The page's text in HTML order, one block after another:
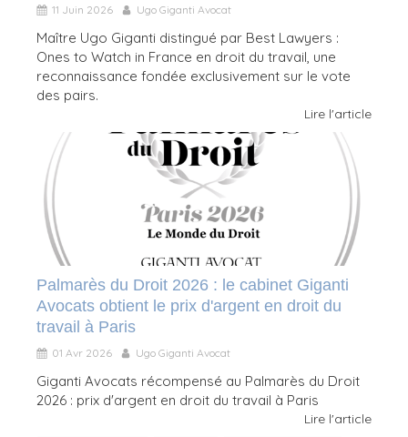
11 Juin 2026 Ugo Giganti Avocat
Maître Ugo Giganti distingué par Best Lawyers :
Ones to Watch in France en droit du travail, une
reconnaissance fondée exclusivement sur le vote
des pairs.
Lire l'article
Palmarès du Droit 2026 : le cabinet Giganti
Avocats obtient le prix d'argent en droit du
travail à Paris
01 Avr 2026 Ugo Giganti Avocat
Giganti Avocats récompensé au Palmarès du Droit
2026 : prix d'argent en droit du travail à Paris
Lire l'article